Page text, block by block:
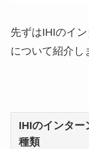
先ずはIHIのイ
について紹介し
IHIのインター
種類